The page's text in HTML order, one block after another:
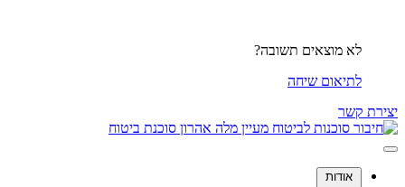
לא מוצאים תשובה?
לתיאום שיחה
יצירת קשר
אודות